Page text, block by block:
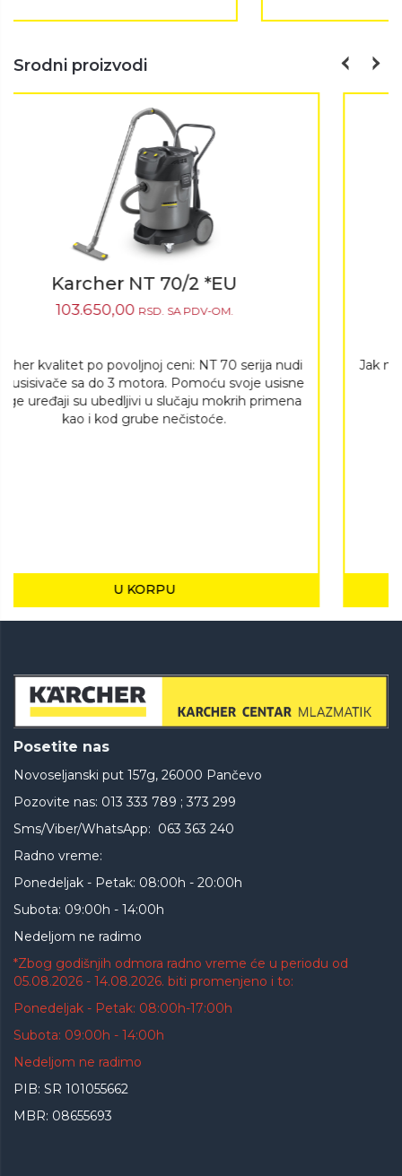
Srodni proizvodi
Karcher NT 70/3 *EU
115.240,00RSD. SA PDV-OM.
Jak mokro-/suvi usisivač sa zapreminom rezervoara
od 70 l i do tri motora.
U KORPU
Posetite nas
Novoseljanski put 157g, 26000 Pančevo
Pozovite nas: 013 333 789 ; 373 299
Sms/Viber/WhatsApp: 063 363 240
Radno vreme:
Ponedeljak - Petak: 08:00h - 20:00h
Subota: 09:00h - 14:00h
Nedeljom ne radimo
*Zbog godišnjih odmora radno vreme će u periodu od
05.08.2026 - 14.08.2026. biti promenjeno i to:
Ponedeljak - Petak: 08:00h-17:00h
Subota: 09:00h - 14:00h
Nedeljom ne radimo
PIB: SR 101055662
MBR: 08655693